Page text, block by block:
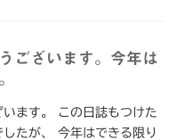
ございます。今年は
ます。 この日誌もつけた
たが、 今年はできる限り